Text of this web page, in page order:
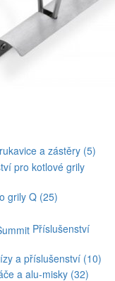
a zástěry (5)
pro kotlové grily
grily Q (25)
Příslušenství
a příslušenství (10)
a alu-misky (32)